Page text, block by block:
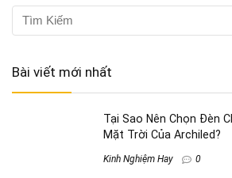
Bài viết mới nhất
Tại Sao Nên Chọn Đèn
Mặt Trời Của Archiled?
Kinh Nghiệm Hay 0